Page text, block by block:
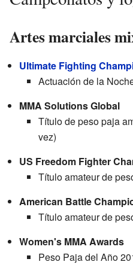
Artes marciales
Ultimate Fighting
Actuación de la
MMA Solutions Global
Título de peso paja
vez)
US Freedom Fighter
Título amateur de
American Battle
Título amateur de
Women's MMA Awards
Peso Paja del Año